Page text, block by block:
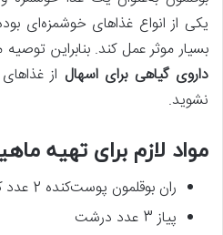
یکی از انواع غذاهای خوشمزه‌ای
بسیار موثر عمل کند. بنابراین
داروی گیاهی برای اسهال از
نشوید.
مواد لازم برای تهیه
ران بوقلمون پوست‌کنده 2 عدد کامل
پیاز 3 عدد درشت